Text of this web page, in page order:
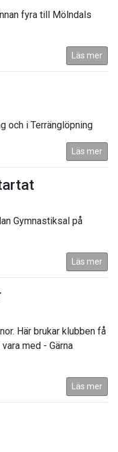
fyra till Mölndals
Läs mer
och i Terränglöpning
Läs mer
Gymnastiksal på
Läs mer
Här brukar klubben få
med - Gärna
Läs mer